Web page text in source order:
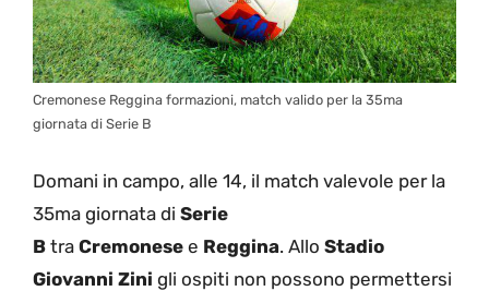
Cremonese Reggina formazioni, match valido per la 35ma
giornata di Serie B
Domani in campo, alle 14, il match valevole per la
35ma giornata di Serie
B tra Cremonese e Reggina. Allo Stadio
Giovanni Zini gli ospiti non possono permettersi